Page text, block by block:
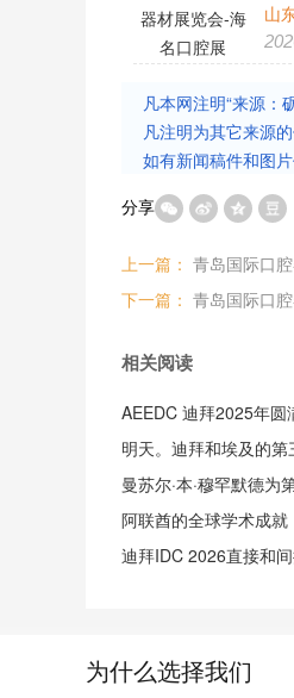
山
凡本网注明“来源：
凡注明为其它来源
如有新闻稿件和图
分享
上一篇：
下一篇：
相关阅读
明天。迪拜和埃及的
曼苏尔·本·穆罕默德为
阿联酋的全球学术成就
迪拜IDC 2026直接和
为什么选择我们